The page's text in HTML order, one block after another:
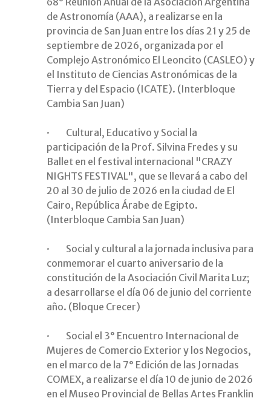
de Astronomía (AAA), a realizarse en la
provincia de San Juan entre los días 21 y 25 de
septiembre de 2026, organizada por el
Complejo Astronómico El Leoncito (CASLEO) y
el Instituto de Ciencias Astronómicas de la
Tierra y del Espacio (ICATE). (Interbloque
Cambia San Juan)
· Cultural, Educativo y Social la
participación de la Prof. Silvina Fredes y su
Ballet en el festival internacional "CRAZY
NIGHTS FESTIVAL", que se llevará a cabo del
20 al 30 de julio de 2026 en la ciudad de El
Cairo, República Árabe de Egipto.
(Interbloque Cambia San Juan)
· Social y cultural a la jornada inclusiva para
conmemorar el cuarto aniversario de la
constitución de la Asociación Civil Marita Luz;
a desarrollarse el día 06 de junio del corriente
año. (Bloque Crecer)
· Social el 3° Encuentro Internacional de
Mujeres de Comercio Exterior y los Negocios,
en el marco de la 7° Edición de las Jornadas
COMEX, a realizarse el día 10 de junio de 2026
en el Museo Provincial de Bellas Artes Franklin